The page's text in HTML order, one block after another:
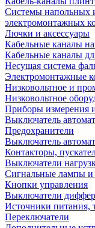
Системы напольных
электромонтажных
Лючки и аксессуары
Кабельные каналы
Кабельные каналы
Несущая система
Электромонтажные
Низковольтное и
Низковольтное
Приборы измерения
Выключатель
Предохранители
Выключатель
Контакторы,
Выключатели
Сигнальные лампы
Кнопки управления
Выключатели
Источники питания,
Переключатели